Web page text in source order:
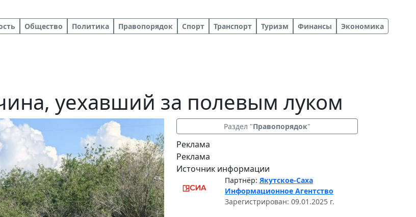
Общество Политика Правопорядок Спорт Транспорт Туризм Финансы
Экономика
уехавший за полевым луком
Раздел "Правопорядок"
Реклама
Реклама
Источник информации
Партнёр: Якутское-Саха
Информационное Агентство
Зарегистрирован: 09.01.2025 г.